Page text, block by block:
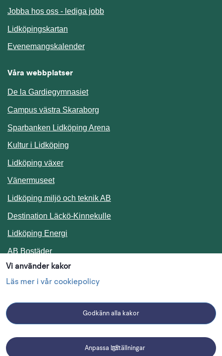
Vi använder kakor
Läs mer i vår cookiepolicy
Godkänn alla kakor
Anpassa inställningar
Jobba hos oss - lediga jobb
Lidköpingskartan
EvenemangskalenderLänk till annan webbplats.
Våra webbplatser
De la Gardiegymnasiet
Campus västra Skaraborg
Sparbanken Lidköping Arena
Kultur i Lidköping
Lidköping växer
Vänermuseet
Lidköping miljö och teknik AB
Destination Läckö-KinnekulleLänk till annan webbplats.
Lidköping Energi
AB BostäderLänk till annan webbplats.
Följ oss i sociala medier
Linkedin